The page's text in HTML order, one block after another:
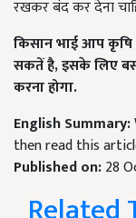
सकतें है,इसके लिए
करना होगा.
then read this
Published on:28
Related